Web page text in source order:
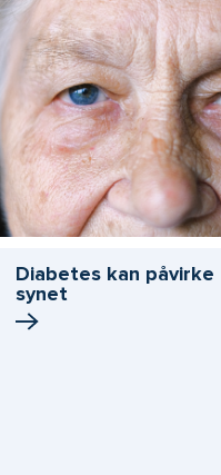
Diabetes kan påvirke
synet